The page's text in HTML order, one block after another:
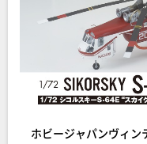
ホビージャパンヴィン